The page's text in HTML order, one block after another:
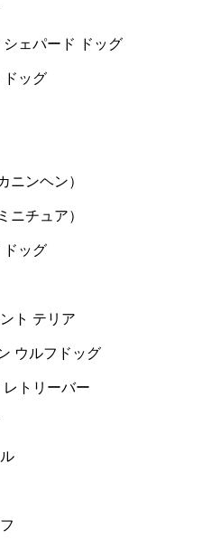
ェパード ドッグ
ドッグ
ニンヘン）
ニチュア）
ドッグ
ト テリア
ウルフドッグ
トリーバー